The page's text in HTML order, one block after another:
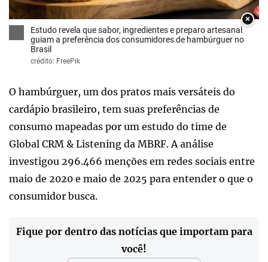
×
Estudo revela que sabor, ingredientes e preparo artesanal
guiam a preferência dos consumidores de hambúrguer no
Brasil
crédito: FreePik
O hambúrguer, um dos pratos mais versáteis do
cardápio brasileiro, tem suas preferências de
consumo mapeadas por um estudo do time de
Global CRM & Listening da MBRF. A análise
investigou 296.466 menções em redes sociais entre
maio de 2020 e maio de 2025 para entender o que o
consumidor busca.
Fique por dentro das notícias que importam para
você!